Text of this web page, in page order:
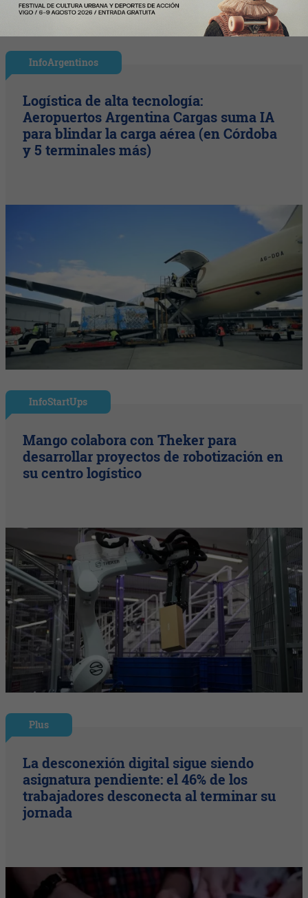
InfoArgentinos
Logística de alta tecnología:
Aeropuertos Argentina Cargas suma IA
para blindar la carga aérea (en Córdoba
y 5 terminales más)
InfoStartUps
Mango colabora con Theker para
desarrollar proyectos de robotización en
su centro logístico
Plus
La desconexión digital sigue siendo
asignatura pendiente: el 46% de los
trabajadores desconecta al terminar su
jornada